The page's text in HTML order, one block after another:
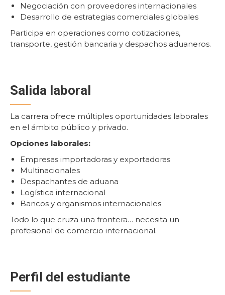
Negociación con proveedores internacionales
Desarrollo de estrategias comerciales globales
Participa en operaciones como cotizaciones,
transporte, gestión bancaria y despachos aduaneros.
Salida laboral
La carrera ofrece múltiples oportunidades laborales
en el ámbito público y privado.
Opciones laborales:
Empresas importadoras y exportadoras
Multinacionales
Despachantes de aduana
Logística internacional
Bancos y organismos internacionales
Todo lo que cruza una frontera… necesita un
profesional de comercio internacional.
Perfil del estudiante